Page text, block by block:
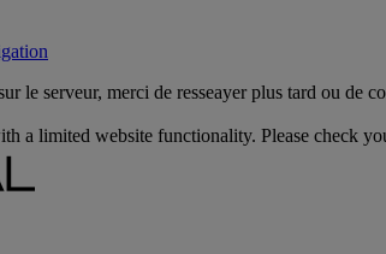
le serveur, merci de resseayer plus tard ou de
a limited website functionality. Please check